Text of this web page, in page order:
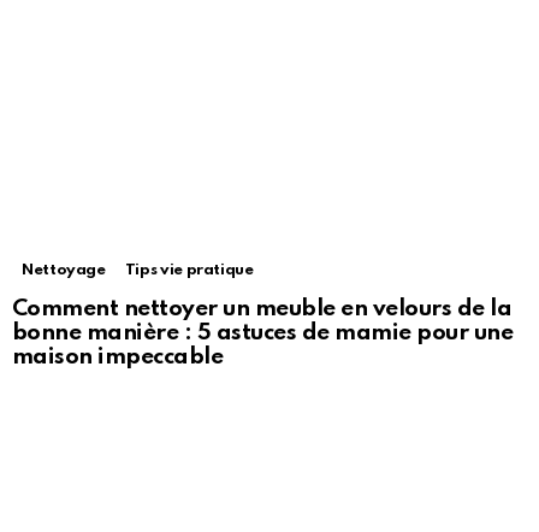
Nettoyage Tips vie pratique
Comment nettoyer un meuble en velours de la
bonne manière : 5 astuces de mamie pour une
maison impeccable